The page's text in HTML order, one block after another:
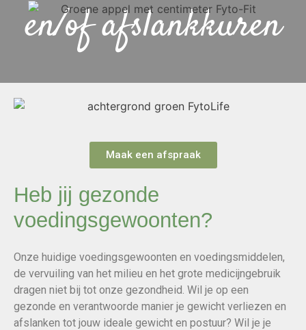
en/of afslankkuren
Maak een afspraak
Heb jij gezonde
voedingsgewoonten?
Onze huidige voedingsgewoonten en voedingsmiddelen,
de vervuiling van het milieu en het grote medicijngebruik
dragen niet bij tot onze gezondheid. Wil je op een
gezonde en verantwoorde manier je gewicht verliezen en
afslanken tot jouw ideale gewicht en postuur? Wil je je